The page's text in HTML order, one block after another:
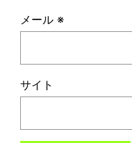
メール ※
サイト